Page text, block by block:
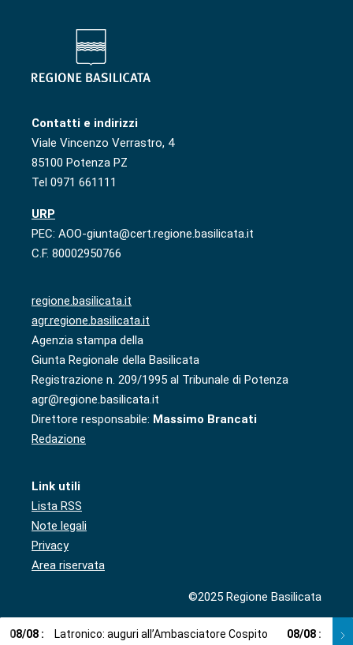
Contatti e indirizzi
Viale Vincenzo Verrastro, 4
85100 Potenza PZ
Tel 0971 661111
URP
PEC: AOO-giunta@cert.regione.basilicata.it
C.F. 80002950766
regione.basilicata.it
agr.regione.basilicata.it
Agenzia stampa della
Giunta Regionale della Basilicata
Registrazione n. 209/1995 al Tribunale di Potenza
agr@regione.basilicata.it
Direttore responsabile: Massimo Brancati
Redazione
Link utili
Lista RSS
Note legali
Privacy
Area riservata
©2025 Regione Basilicata
08/08 : Latronico: auguri all’Ambasciatore Cospito 08/08 :